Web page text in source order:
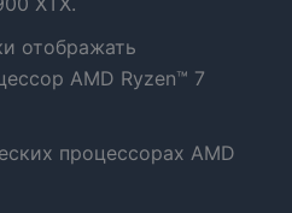
отображать
AMD Ryzen™ 7
процессорах AMD